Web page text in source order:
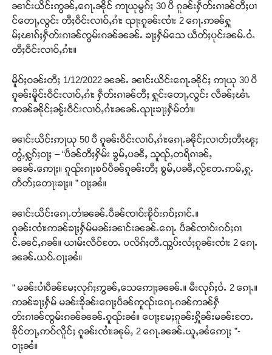
ၼၢင်းယိင်းဢွၼ်ႇၵေႃႉၼိုင် ဢႃယုမွၵ်ႈ 30 ပီ ၵူၼ်းႁဵတ်းၵၢၼ်တီႈပၢ
င်တေႃႇလွင်း တီႈဝဵင်းလၢဝ်ႇၵၢႆး ၺႃးၵူၼ်းၸၢႆး 2 ၵေႃႉဢၼ်ႁူ
မ်ႈၽၢၵ်ႈႁဵတ်းၵၢၼ်ၸွမ်းၵၼ်ၼၼ်ႉ ၶႃႈႁႅမ်သေ ယဵတ်ႈပုင်းၼမ်ႉဝႆႉ
တီႈဝဵင်းလၢဝ်ႇၵၢႆး။
မိူဝ်ႈဝၼ်းတီႈ 1/12/2022 ၼၼ်ႉ ၼၢင်းယိင်းၵေႃႉၼိုင်ႈ ဢႃယု 30 ပီ
ၵူၼ်းမိူင်းဝဵင်းလၢဝ်ႇၵၢႆး ႁဵတ်းၵၢၼ်တီႈ ႁူင်းတေႃႇလွင်း လဵၼ်ႈၽၢႆႉ
ဢၼ်ၼိုင်ႈၼႂ်းဝဵင်းလၢဝ်ႇၵၢႆးၼၼ်ႉၺႃးၶႃႈႁႅမ်တၢႆ။
ၼၢင်းယိင်းဢႃယု 50 ပီ ၵူၼ်းဝဵင်းလၢဝ်ႇၵၢႆးၵေႃႉၼိုင်ႈလၢတ်ႈတီႈၽူႈ
တွႆႇႁွၵ်ႈဝႃႈ – “ပဵၼ်တီႈႁိမ်း ၶွမ်ႇပၼီႇ သူၺ်ႇတရိၵၢၼ်ႇ
ၼၼ်ႉဢေႃႈ။ ၵူၺ်းၵႃႈၶဝ်ပဵၼ်ၵူၼ်းတီႈ ၶွမ်ႇပၼီႇလႂ်တႄႉဢမ်ႇႁူႉ
တႅတ်ႈတေႃးၶႃႈ။ ” ဝႃႈၼႆ။
ၼၢင်းယိင်းၵေႃႉတၢႆၼၼ်ႉပဵၼ်ၸၢဝ်းၶိူဝ်းၵဝ်ႈၵၢင်ႉ။
ၵူၼ်းၸၢႆးဢၼ်ၶႃႈႁႅမ်မၼ်းၼၢင်းၼၼ်ႉၵေႃႉ ပဵၼ်ၸၢဝ်းၵဝ်ႈၵၢ
င်ႉၼင်ႇၵၼ်။ ယၢမ်းလဵဝ်တႄႉ ပလိၵ်ႈတီႉၺွပ်းလႆႈၵူၼ်းၸၢႆး 2 ၵေႃႉ
ၼၼ်ႉယဝ်ႉဝႃႈၼႆ။
“ မၼ်းပၢႆပဵၼ်မႄႈလုၵ်ႈဢွၼ်ႇသေဢေႃႈၼၼ်ႉ။ မီးလုၵ်ႈဝႆႉ 2 ၵေႃႉ။
ဢၼ်ၶႃႈႁႅမ် မၼ်းၶိုၼ်းၵေႃႈပဵၼ်ဢူၺ်းၵေႃႉၵၼ်ဢၼ်ႁဵ
တ်းၵၢၼ်ၸွမ်းၵၼ်ၼၼ်ႉၵူၺ်းၼႆ။ ပေႃႈမႄႈၵူၼ်းႁိူၼ်းမၼ်းတႄႉ
ၶိုင်တႃႇဢဝ်လိူင်ႈ ၵူၼ်းၸၢႆးၼုမ်ႇ 2 ၵေႃႉၼၼ်ႉယူႇၼႆဢေႃႈ ”-
ဝႃႈၼႆ။